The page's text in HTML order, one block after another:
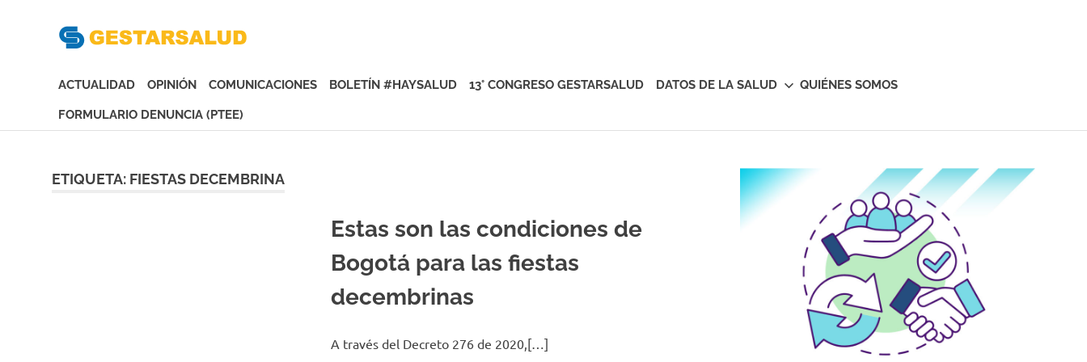
contenido
de
Gestoras
del
la
ACTUALIDAD OPINIÓN COMUNICACIONES BOLETÍN #HAYSALUD 13° CONGRESO GESTARSALUD DATOS DE LA SALUD QUIÉNES SOMOS
FORMULARIO DENUNCIA (PTEE)
ETIQUETA: FIESTAS DECEMBRINA
Estas son las condiciones de
Bogotá para las fiestas
decembrinas
A través del Decreto 276 de 2020,[…]